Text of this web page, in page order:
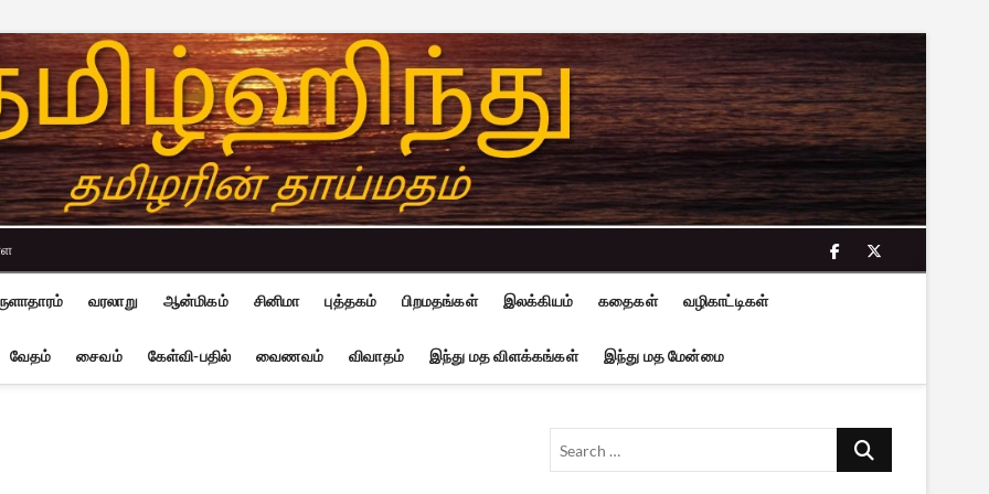
facebook
twitter
வரலாறு ஆன்மிகம் சினிமா புத்தகம் பிறமதங்கள் இலக்கியம் கதைகள் வழிகாட்டிகள்
வேதம் சைவம் கேள்வி-பதில் வைணவம் விவாதம் இந்து மத விளக்கங்கள் இந்து மத மேன்மை
Search